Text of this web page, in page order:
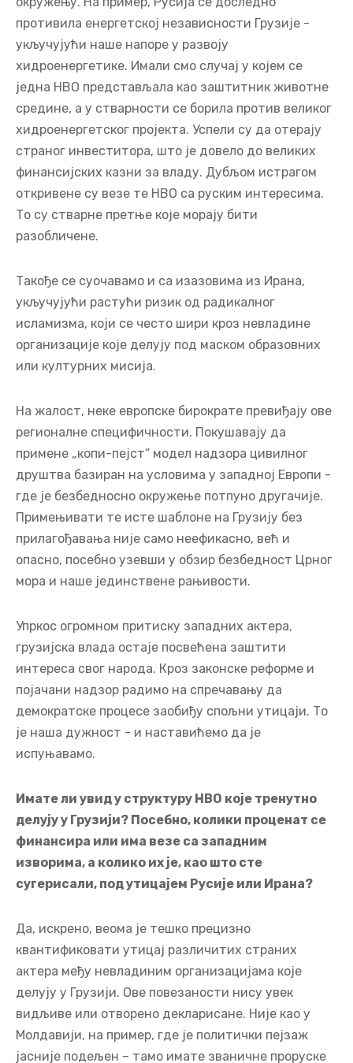
одговорношћу. Ове мере нису осмишљене само да
наведу стране актере да се придржавају прописа,
већ и да осигурају да невладине организације
остану одговорне грузијској јавности.
Важно је разумети да претње унутрашњим
пословима Грузије не долазе само са Запада, од
организација попут NED или EED. Живимо у веома
комплексном и осетљивом геополитичком
окружењу. На пример, Русија се доследно
противила енергетској независности Грузије -
хидроенергетике. Имали смо случај у којем се
једна НВО представљала као заштитник животне
средине, а у стварности се борила против великог
хидроенергетског пројекта. Успели су да отерају
страног инвеститора, што је довело до великих
откривене су везе те НВО са руским интересима.
То су стварне претње које морају бити
разобличене.
Такође се суочавамо и са изазовима из Ирана,
укључујући растући ризик од радикалног
исламизма, који се често шири кроз невладине
организације које делују под маском образовних
или културних мисија.
На жалост, неке европске бирократе превиђају ове
регионалне специфичности. Покушавају да
примене „копи-пејст“ модел надзора цивилног
друштва базиран на условима у западној Европи -
где је безбедносно окружење потпуно другачије.
Примењивати те исте шаблоне на Грузију без
прилагођавања није само неефикасно, већ и
мора и наше јединствене рањивости.
Упркос огромном притиску западних актера,
грузијска влада остаје посвећена заштити
интереса свог народа. Кроз законске реформе и
демократске процесе заобиђу спољни утицаји. То
је наша дужност - и наставићемо да је
испуњавамо.
Имате ли увид у структуру НВО које тренутно
делују у Грузији? Посебно, колики проценат се
финансира или има везе са западним